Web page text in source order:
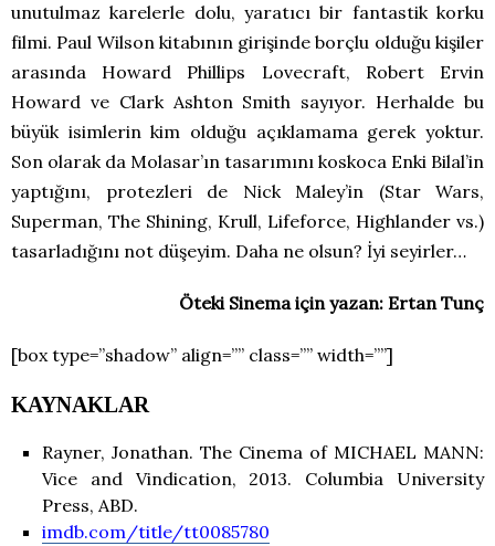
unutulmaz karelerle dolu, yaratıcı bir fantastik korku
filmi. Paul Wilson kitabının girişinde borçlu olduğu kişiler
arasında Howard Phillips Lovecraft, Robert Ervin
Howard ve Clark Ashton Smith sayıyor. Herhalde bu
büyük isimlerin kim olduğu açıklamama gerek yoktur.
Son olarak da Molasar’ın tasarımını koskoca Enki Bilal’in
yaptığını, protezleri de Nick Maley’in (Star Wars,
Superman, The Shining, Krull, Lifeforce, Highlander vs.)
tasarladığını not düşeyim. Daha ne olsun? İyi seyirler…
Öteki Sinema için yazan: Ertan Tunç
[box type=”shadow” align=”” class=”” width=””]
KAYNAKLAR
Rayner, Jonathan. The Cinema of MICHAEL MANN:
Vice and Vindication, 2013. Columbia University
Press, ABD.
imdb.com/title/tt0085780